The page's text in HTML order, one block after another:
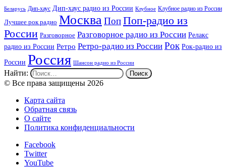
Беларусь Дип-хаус Дип-хаус радио из России Клубное Клубное радио из России
Лучшее рок радио МоскваПопПоп-радио из
России Разговорное Разговорное радио из России Релакс
радио из России Ретро Ретро-радио из России Рок Рок-радио из
России Россия Шансон радио из России
Найти:
© Все права защищены 2026
Карта сайта
Обратная связь
О сайте
Политика конфиденциальности
Facebook
Twitter
YouTube